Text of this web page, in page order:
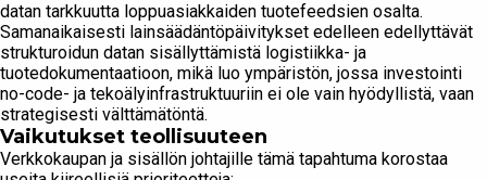
datan tarkkuutta loppuasiakkaiden tuotefeedsien osalta.
Samanaikaisesti lainsäädäntöpäivitykset edelleen edellyttävät
strukturoidun datan sisällyttämistä logistiikka- ja
tuotedokumentaatioon, mikä luo ympäristön, jossa investointi
no-code- ja tekoälyinfrastruktuuriin ei ole vain hyödyllistä, vaan
strategisesti välttämätöntä.
Vaikutukset teollisuuteen
Verkkokaupan ja sisällön johtajille tämä tapahtuma korostaa